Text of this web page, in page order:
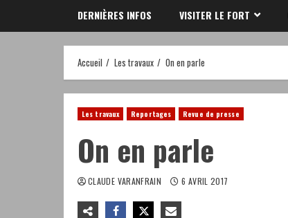
DERNIÈRES INFOS VISITER LE FORT
Accueil Les travaux On en parle
Les travaux Reportages Revue de presse
On en parle
CLAUDE VARANFRAIN 6 AVRIL 2017